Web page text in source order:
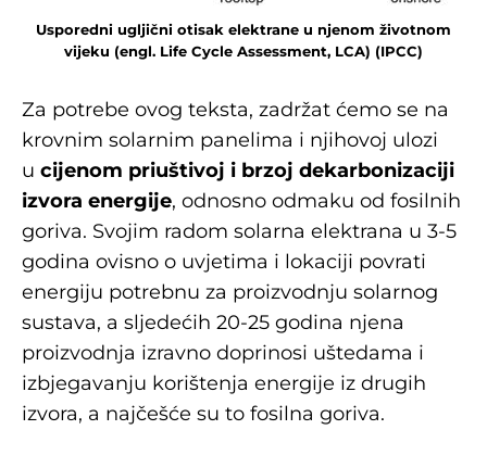
Usporedni ugljični otisak elektrane u njenom životnom
vijeku (engl. Life Cycle Assessment, LCA) (IPCC)
Za potrebe ovog teksta, zadržat ćemo se na
krovnim solarnim panelima i njihovoj ulozi
u cijenom priuštivoj i brzoj dekarbonizaciji
izvora energije, odnosno odmaku od fosilnih
goriva. Svojim radom solarna elektrana u 3-5
godina ovisno o uvjetima i lokaciji povrati
energiju potrebnu za proizvodnju solarnog
sustava, a sljedećih 20-25 godina njena
proizvodnja izravno doprinosi uštedama i
izbjegavanju korištenja energije iz drugih
izvora, a najčešće su to fosilna goriva.